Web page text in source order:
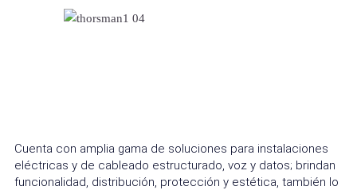
Cuenta con amplia gama de soluciones para instalaciones
eléctricas y de cableado estructurado, voz y datos; brindan
funcionalidad, distribución, protección y estética, también lo